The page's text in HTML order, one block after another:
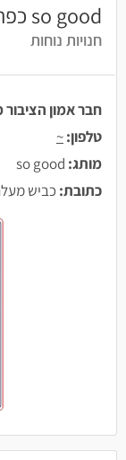
so good כפר אדומים
חנויות נוחות
חבר אמון
טלפון:~
מותג:
כתובת: כביש